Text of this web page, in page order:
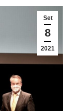
Set
8
2021